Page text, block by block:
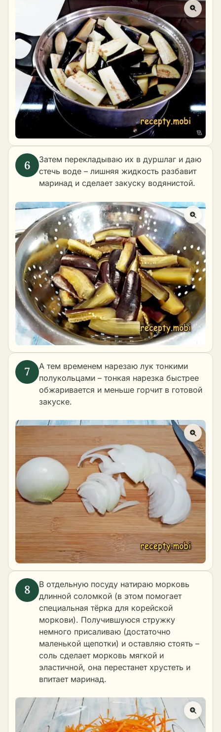
Затем перекладываю их в дуршлаг и даю
стечь воде – лишняя жидкость разбавит
маринад и сделает закуску водянистой.
А тем временем нарезаю лук тонкими
полукольцами – тонкая нарезка быстрее
обжаривается и меньше горчит в готовой
закуске.
В отдельную посуду натираю морковь
длинной соломкой (в этом помогает
специальная тёрка для корейской
моркови). Получившуюся стружку
немного присаливаю (достаточно
маленькой щепотки) и оставляю стоять –
соль сделает морковь мягкой и
эластичной, она перестанет хрустеть и
впитает маринад.